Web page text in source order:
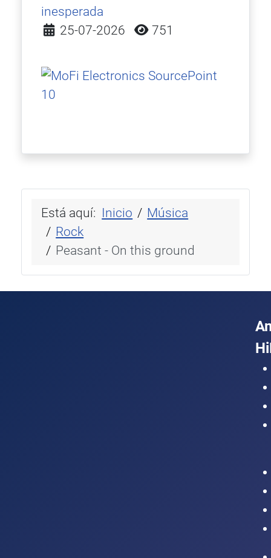
inesperada
Detalles
25-07-2026 751
Está aquí: Inicio
Música
Rock
Peasant - On this ground